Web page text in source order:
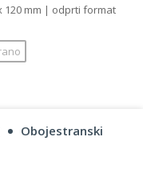
120 mm | odprti format
Obojestranski